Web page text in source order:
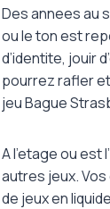
Des annees au
ou le ton est
d’identite, jouir
pourrez rafler
jeu Bague
A l’etage ou est
autres jeux.
de jeux en